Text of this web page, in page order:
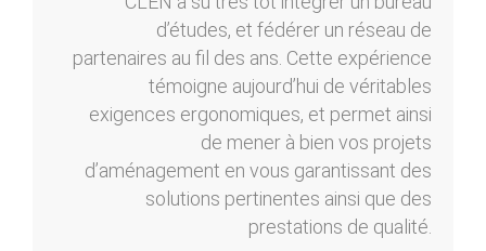
d’études, et fédérer un réseau de
partenaires au fil des ans. Cette expérience
témoigne aujourd’hui de véritables
exigences ergonomiques, et permet ainsi
de mener à bien vos projets
d’aménagement en vous garantissant des
solutions pertinentes ainsi que des
prestations de qualité.